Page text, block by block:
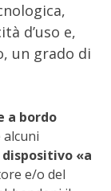
d’uso e,
un grado di
a bordo
dispositivo «a
e/o del